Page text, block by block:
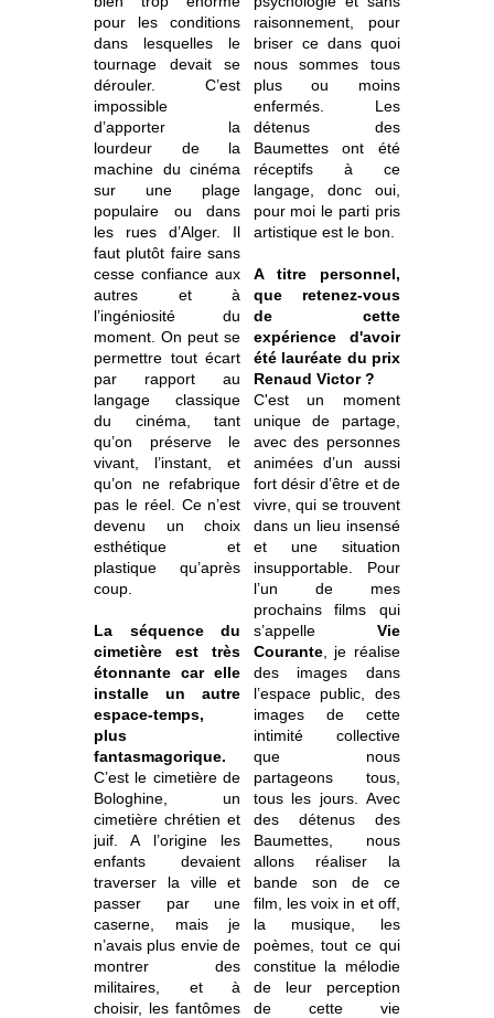
pour les conditions
dans lesquelles le
tournage devait se
dérouler. C’est
impossible
d’apporter la
lourdeur de la
machine du cinéma
sur une plage
populaire ou dans
les rues d’Alger. Il
faut plutôt faire sans
cesse confiance aux
autres et à
l’ingéniosité du
moment. On peut se
permettre tout écart
par rapport au
langage classique
du cinéma, tant
qu’on préserve le
vivant, l’instant, et
qu’on ne refabrique
pas le réel. Ce n’est
devenu un choix
esthétique et
plastique qu’après
coup.
La séquence du
cimetière est très
étonnante car elle
installe un autre
espace-temps,
plus
fantasmagorique.
C’est le cimetière de
Bologhine, un
cimetière chrétien et
juif. A l’origine les
enfants devaient
traverser la ville et
passer par une
caserne, mais je
n’avais plus envie de
montrer des
militaires, et à
choisir, les fantômes
raisonnement, pour
briser ce dans quoi
nous sommes tous
plus ou moins
enfermés. Les
détenus des
Baumettes ont été
réceptifs à ce
langage, donc oui,
pour moi le parti pris
artistique est le bon.
A titre personnel,
que retenez-vous
de cette
expérience d'avoir
été lauréate du prix
Renaud Victor ?
C'est un moment
unique de partage,
avec des personnes
animées d’un aussi
fort désir d’être et de
vivre, qui se trouvent
dans un lieu insensé
et une situation
insupportable. Pour
l’un de mes
prochains films qui
s’appelle Vie
Courante, je réalise
des images dans
l’espace public, des
images de cette
intimité collective
que nous
partageons tous,
tous les jours. Avec
des détenus des
Baumettes, nous
allons réaliser la
bande son de ce
film, les voix in et off,
la musique, les
poèmes, tout ce qui
constitue la mélodie
de leur perception
de cette vie